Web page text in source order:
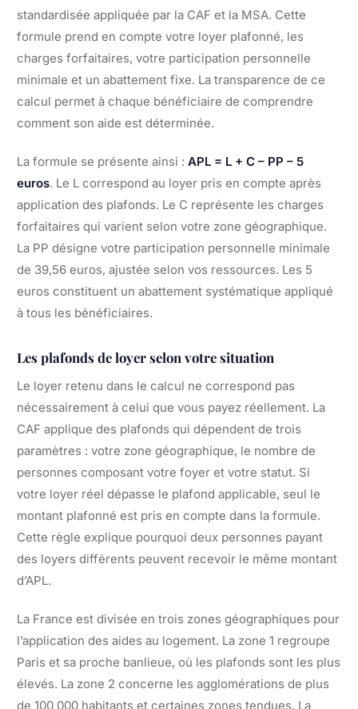
standardisée appliquée par la CAF et la MSA. Cette
formule prend en compte votre loyer plafonné, les
charges forfaitaires, votre participation personnelle
minimale et un abattement fixe. La transparence de ce
calcul permet à chaque bénéficiaire de comprendre
comment son aide est déterminée.
La formule se présente ainsi : APL = L + C – PP – 5
euros. Le L correspond au loyer pris en compte après
application des plafonds. Le C représente les charges
forfaitaires qui varient selon votre zone géographique.
La PP désigne votre participation personnelle minimale
de 39,56 euros, ajustée selon vos ressources. Les 5
euros constituent un abattement systématique appliqué
à tous les bénéficiaires.
Les plafonds de loyer selon votre situation
Le loyer retenu dans le calcul ne correspond pas
nécessairement à celui que vous payez réellement. La
CAF applique des plafonds qui dépendent de trois
paramètres : votre zone géographique, le nombre de
personnes composant votre foyer et votre statut. Si
votre loyer réel dépasse le plafond applicable, seul le
montant plafonné est pris en compte dans la formule.
Cette règle explique pourquoi deux personnes payant
des loyers différents peuvent recevoir le même montant
d’APL.
La France est divisée en trois zones géographiques pour
l’application des aides au logement. La zone 1 regroupe
Paris et sa proche banlieue, où les plafonds sont les plus
élevés. La zone 2 concerne les agglomérations de plus
de 100 000 habitants et certaines zones tendues. La